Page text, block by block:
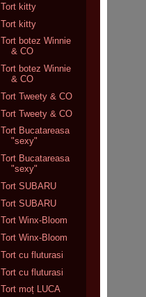
Tort kitty
Tort kitty
Tort botez Winnie
& CO
Tort botez Winnie
& CO
Tort Tweety & CO
Tort Tweety & CO
Tort Bucatareasa
"sexy"
Tort Bucatareasa
"sexy"
Tort SUBARU
Tort SUBARU
Tort Winx-Bloom
Tort Winx-Bloom
Tort cu fluturasi
Tort cu fluturasi
Tort moț LUCA